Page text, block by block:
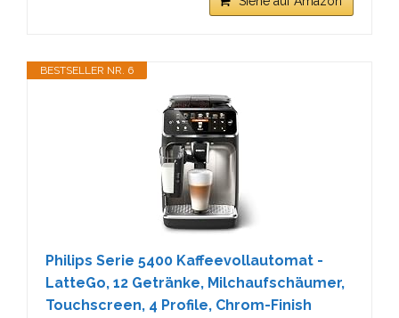
BESTSELLER NR. 6
Philips Serie 5400 Kaffeevollautomat -
LatteGo, 12 Getränke, Milchaufschäumer,
Touchscreen, 4 Profile, Chrom-Finish